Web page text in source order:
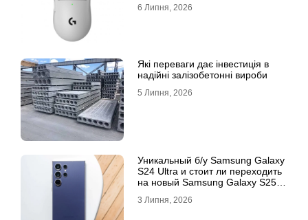
6 Липня, 2026
Які переваги дає інвестиція в
надійні залізобетонні вироби
5 Липня, 2026
Уникальный б/у Samsung Galaxy
S24 Ultra и стоит ли переходить
на новый Samsung Galaxy S25
3 Липня, 2026